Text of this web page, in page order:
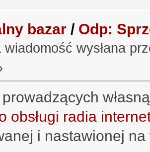
bazar / Odp:
wiadomość wysłana
obsługi radia
i nastawionej